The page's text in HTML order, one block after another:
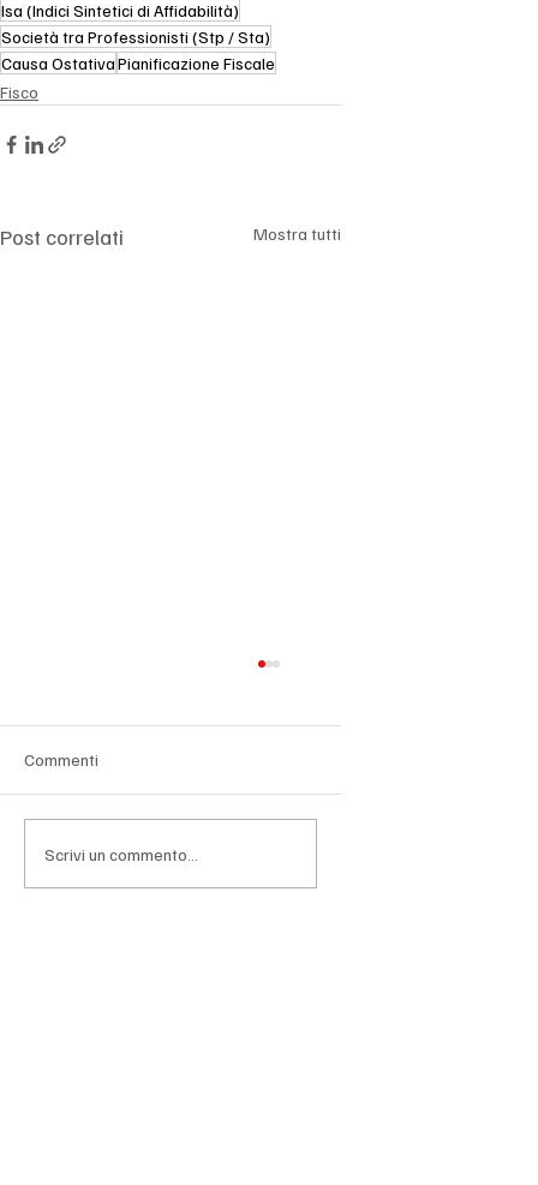
Isa (Indici Sintetici di Affidabilità)
Società tra Professionisti (Stp / Sta)
Causa OstativaPianificazione Fiscale
Fisco
Post correlati Mostra tutti
Commenti
Scrivi un commento...